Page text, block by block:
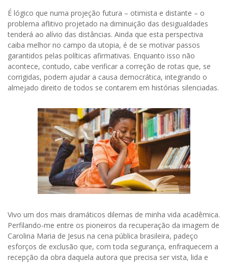
É lógico que numa projeção futura – otimista e distante – o
problema aflitivo projetado na diminuição das desigualdades
tenderá ao alívio das distâncias. Ainda que esta perspectiva
caiba melhor no campo da utopia, é de se motivar passos
garantidos pelas políticas afirmativas. Enquanto isso não
acontece, contudo, cabe verificar a correção de rotas que, se
corrigidas, podem ajudar a causa democrática, integrando o
almejado direito de todos se contarem em histórias silenciadas.
Vivo um dos mais dramáticos dilemas de minha vida acadêmica.
Perfilando-me entre os pioneiros da recuperação da imagem de
Carolina Maria de Jesus na cena pública brasileira, padeço
esforços de exclusão que, com toda segurança, enfraquecem a
recepção da obra daquela autora que precisa ser vista, lida e